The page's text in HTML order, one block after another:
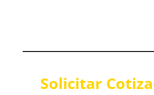
Solicitar